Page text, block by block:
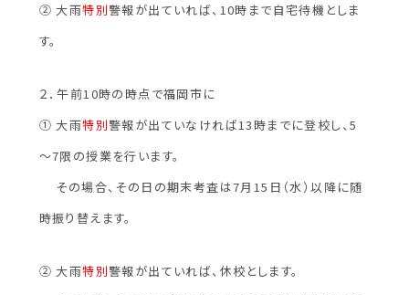
② 大雨特別警報が出ていれば、10時まで自宅待機としま
す。
２．午前10時の時点で福岡市に
① 大雨特別警報が出ていなければ13時までに登校し、5
～7限の授業を行います。
その場合、その日の期末考査は7月15日（水）以降に随
時振り替えます。
② 大雨特別警報が出ていれば、休校とします。